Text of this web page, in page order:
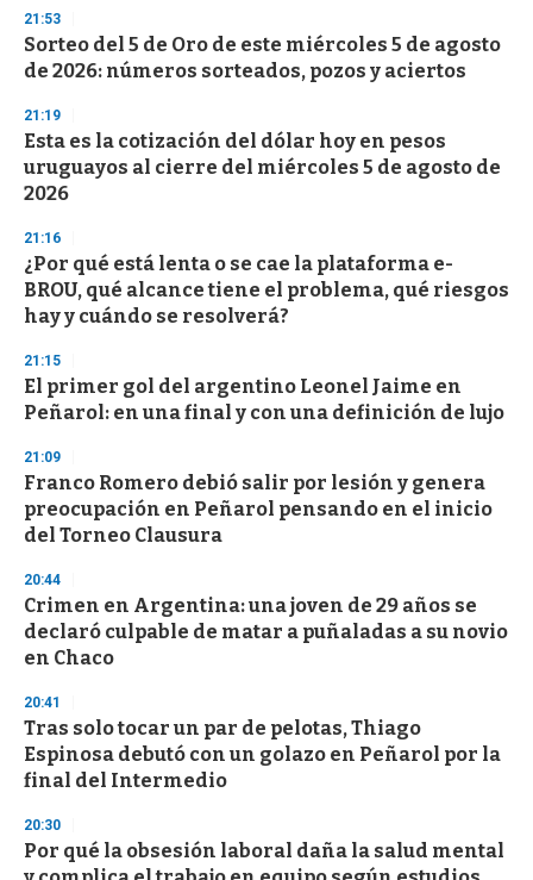
d
s
o
f
3
s
c
o
d
21:53
Sorteo del 5 de Oro de este miércoles 5 de agosto
de 2026: números sorteados, pozos y aciertos
21:19
Esta es la cotización del dólar hoy en pesos
uruguayos al cierre del miércoles 5 de agosto de
2026
21:16
¿Por qué está lenta o se cae la plataforma e-
BROU, qué alcance tiene el problema, qué riesgos
hay y cuándo se resolverá?
21:15
El primer gol del argentino Leonel Jaime en
Peñarol: en una final y con una definición de lujo
21:09
Franco Romero debió salir por lesión y genera
preocupación en Peñarol pensando en el inicio
del Torneo Clausura
20:44
Crimen en Argentina: una joven de 29 años se
declaró culpable de matar a puñaladas a su novio
en Chaco
20:41
Tras solo tocar un par de pelotas, Thiago
Espinosa debutó con un golazo en Peñarol por la
final del Intermedio
20:30
Por qué la obsesión laboral daña la salud mental